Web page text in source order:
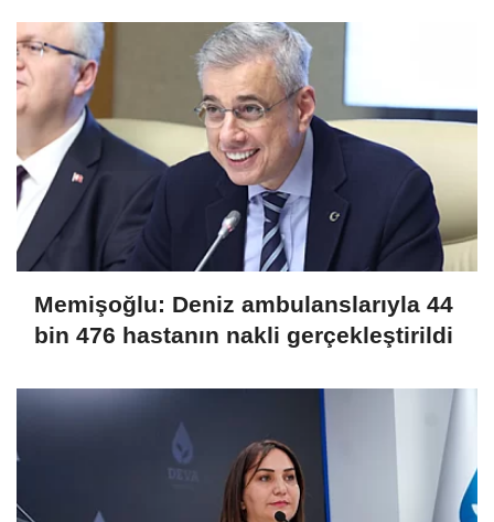
Memişoğlu: Deniz ambulanslarıyla 44
bin 476 hastanın nakli gerçekleştirildi